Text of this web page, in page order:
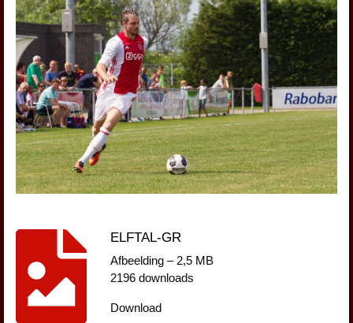
ELFTAL-GR
Afbeelding – 2,5 MB
2196 downloads
Download